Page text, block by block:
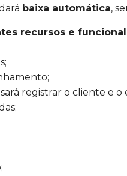
baixa automática,
recursos e
registrar o cliente e